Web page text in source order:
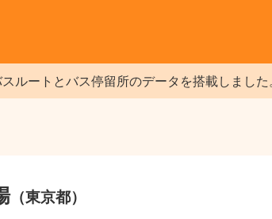
ルートとバス停留所のデータを搭載しました
（東京都）